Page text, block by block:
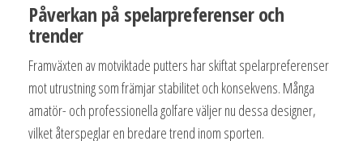
Påverkan på spelarpreferenser och
trender
Framväxten av motviktade putters har skiftat spelarpreferenser
mot utrustning som främjar stabilitet och konsekvens. Många
amatör- och professionella golfare väljer nu dessa designer,
vilket återspeglar en bredare trend inom sporten.